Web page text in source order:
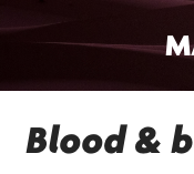
Blood &